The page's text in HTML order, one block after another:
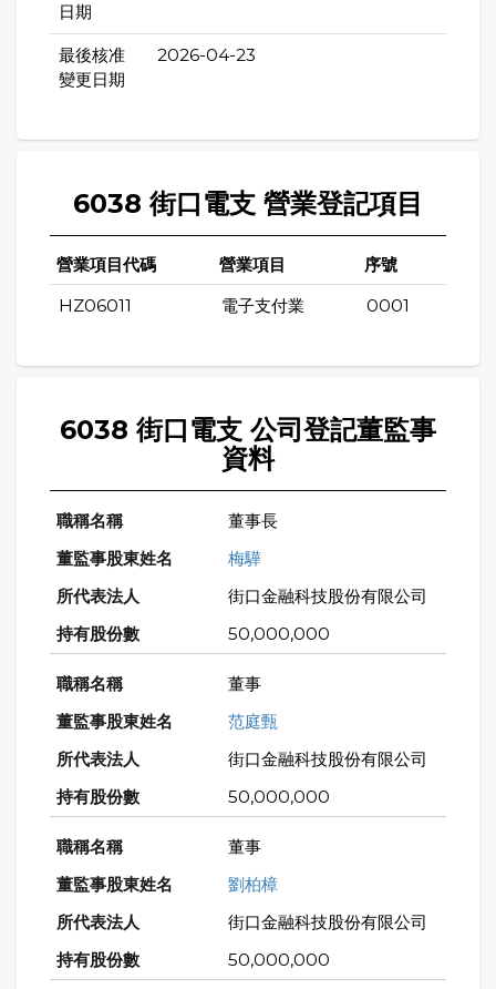
日期
最後核准
變更日期
2026-04-23
6038 街口電支 營業登記項目
營業項目代碼 營業項目 序號
HZ06011 電子支付業 0001
6038 街口電支 公司登記董監事
資料
董事長
梅驊
街口金融科技股份有限公司
50,000,000
董事
范庭甄
街口金融科技股份有限公司
50,000,000
董事
劉柏樟
街口金融科技股份有限公司
50,000,000